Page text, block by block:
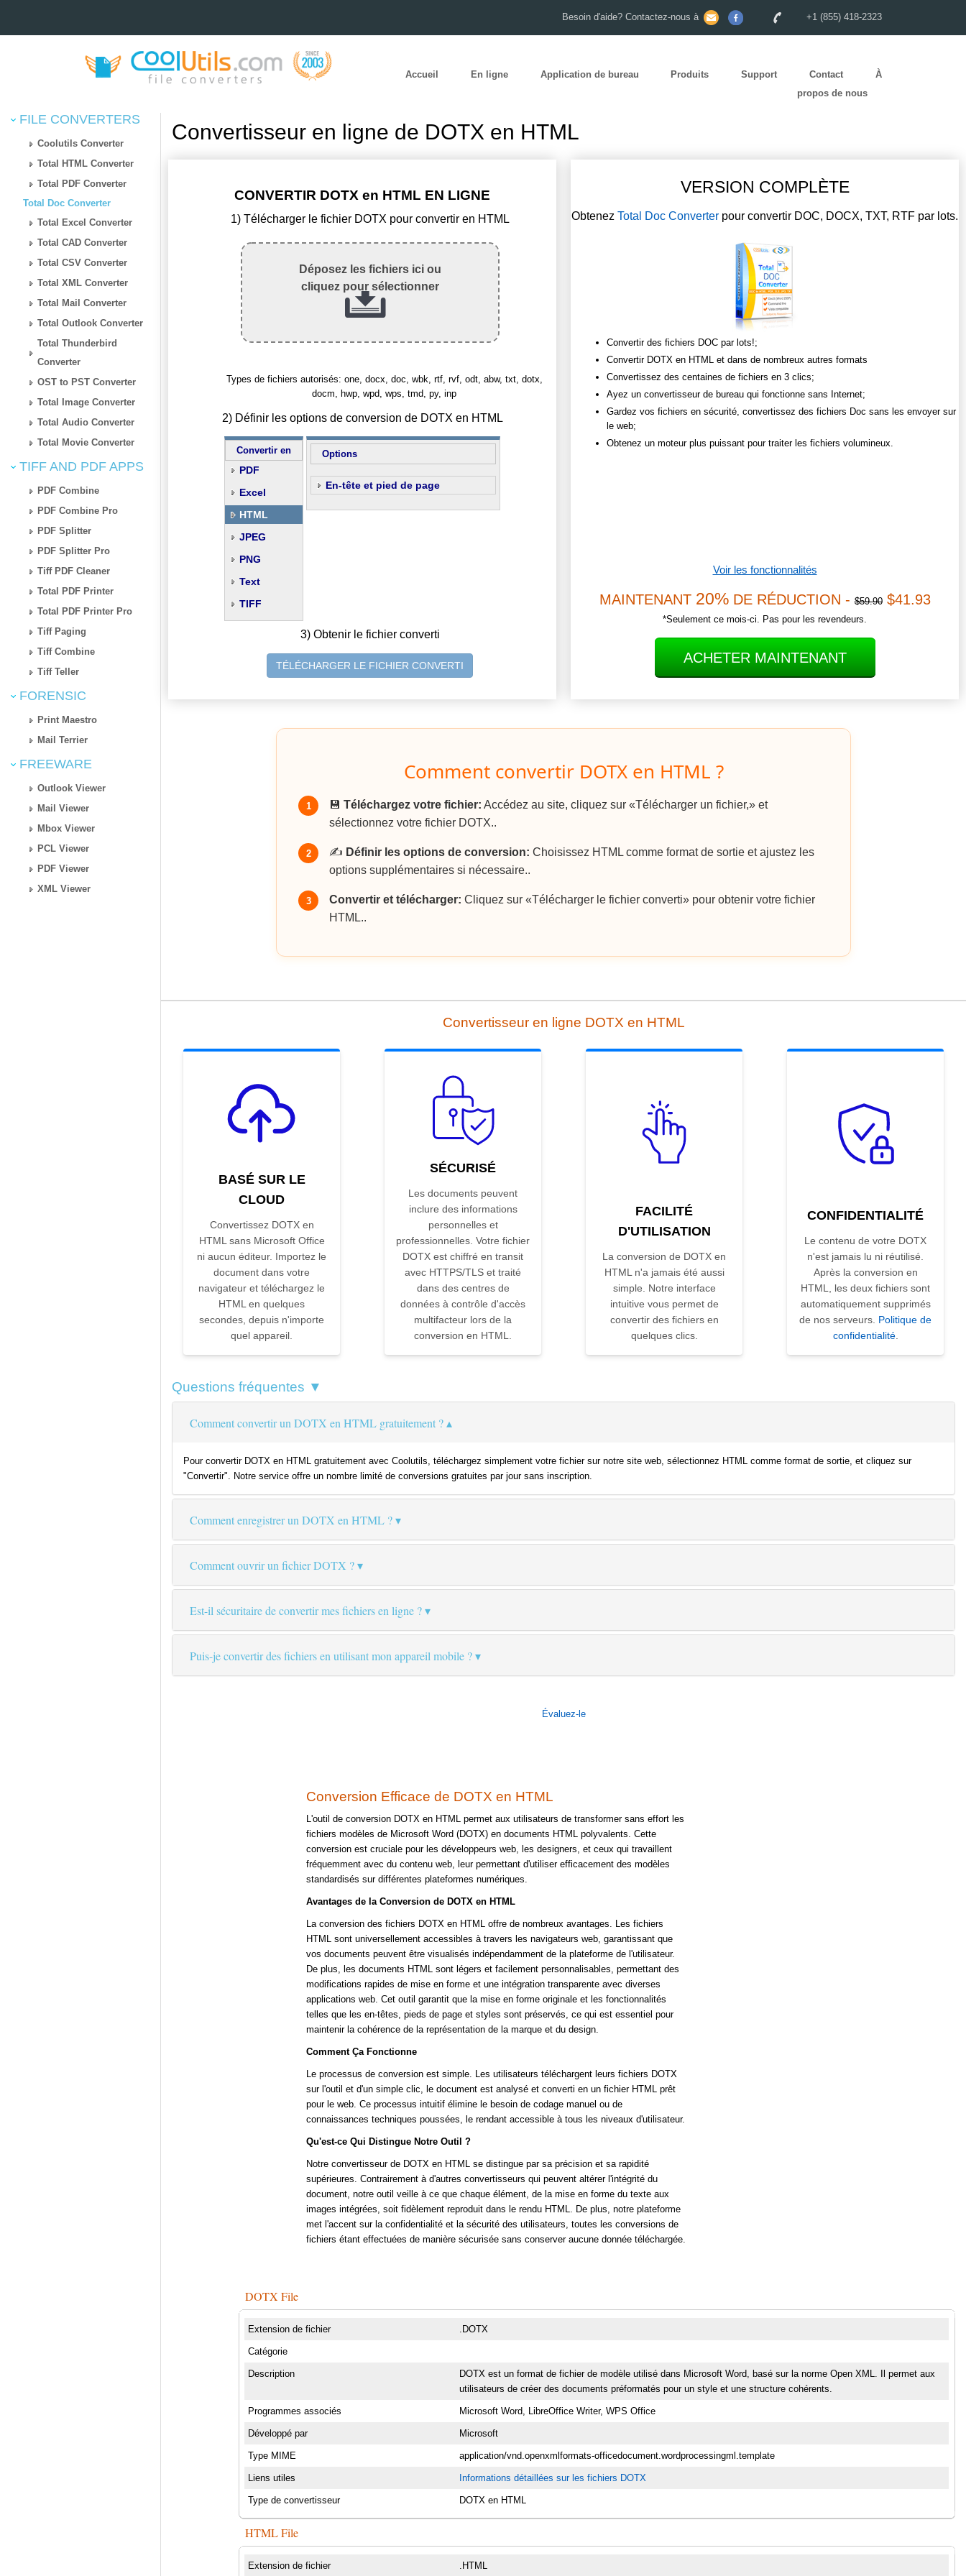
Besoin d'aide? Contactez-nous à +1 (855) 418-2323
Accueil En ligne Application de bureau Produits Support Contact
À
propos de nous
FILE CONVERTERS
Coolutils Converter
Total HTML Converter
Total PDF Converter
Total Doc Converter
Total Excel Converter
Total CAD Converter
Total CSV Converter
Total XML Converter
Total Mail Converter
Total Outlook Converter
Total Thunderbird
Converter
OST to PST Converter
Total Image Converter
Total Audio Converter
Total Movie Converter
TIFF AND PDF APPS
PDF Combine
PDF Combine Pro
PDF Splitter
PDF Splitter Pro
Tiff PDF Cleaner
Total PDF Printer
Total PDF Printer Pro
Tiff Paging
Tiff Combine
Tiff Teller
FORENSIC
Print Maestro
Mail Terrier
FREEWARE
Outlook Viewer
Mail Viewer
Mbox Viewer
PCL Viewer
PDF Viewer
XML Viewer
Convertisseur en ligne de DOTX en HTML
CONVERTIR DOTX en HTML EN LIGNE
1) Télécharger le fichier DOTX pour convertir en HTML
Déposez les fichiers ici ou
cliquez pour sélectionner
Types de fichiers autorisés: one, docx, doc, wbk, rtf, rvf, odt, abw, txt, dotx,
docm, hwp, wpd, wps, tmd, py, inp
2) Définir les options de conversion de DOTX en HTML
Convertir en
PDF
Excel
HTML
JPEG
PNG
Text
TIFF
Options
En-tête et pied de page
3) Obtenir le fichier converti
TÉLÉCHARGER LE FICHIER CONVERTI
VERSION COMPLÈTE
Obtenez Total Doc Converter pour convertir DOC, DOCX, TXT, RTF par lots.
Convertir des fichiers DOC par lots!;
Convertir DOTX en HTML et dans de nombreux autres formats
Convertissez des centaines de fichiers en 3 clics;
Ayez un convertisseur de bureau qui fonctionne sans Internet;
Gardez vos fichiers en sécurité, convertissez des fichiers Doc sans les envoyer sur
le web;
Obtenez un moteur plus puissant pour traiter les fichiers volumineux.
Voir les fonctionnalités
MAINTENANT 20%DE RÉDUCTION -$59.90$41.93
*Seulement ce mois-ci. Pas pour les revendeurs.
ACHETER MAINTENANT
Comment convertir DOTX en HTML ?
1 💾 Téléchargez votre fichier: Accédez au site, cliquez sur «Télécharger un fichier,» et
sélectionnez votre fichier DOTX..
2 ✍️ Définir les options de conversion: Choisissez HTML comme format de sortie et ajustez les
options supplémentaires si nécessaire..
3 Convertir et télécharger: Cliquez sur «Télécharger le fichier converti» pour obtenir votre fichier
HTML..
Convertisseur en ligne DOTX en HTML
BASÉ SUR LE
CLOUD
Convertissez DOTX en
HTML sans Microsoft Office
ni aucun éditeur. Importez le
document dans votre
navigateur et téléchargez le
HTML en quelques
secondes, depuis n'importe
quel appareil.
SÉCURISÉ
Les documents peuvent
inclure des informations
personnelles et
professionnelles. Votre fichier
DOTX est chiffré en transit
avec HTTPS/TLS et traité
dans des centres de
données à contrôle d'accès
multifacteur lors de la
conversion en HTML.
FACILITÉ
D'UTILISATION
La conversion de DOTX en
HTML n'a jamais été aussi
simple. Notre interface
intuitive vous permet de
convertir des fichiers en
quelques clics.
CONFIDENTIALITÉ
Le contenu de votre DOTX
n'est jamais lu ni réutilisé.
Après la conversion en
HTML, les deux fichiers sont
automatiquement supprimés
de nos serveurs. Politique de
confidentialité.
Questions fréquentes ▼
Comment convertir un DOTX en HTML gratuitement ?
Pour convertir DOTX en HTML gratuitement avec Coolutils, téléchargez simplement votre fichier sur notre site web, sélectionnez HTML comme format de sortie, et cliquez sur
"Convertir". Notre service offre un nombre limité de conversions gratuites par jour sans inscription.
Comment enregistrer un DOTX en HTML ?
Comment ouvrir un fichier DOTX ?
Est-il sécuritaire de convertir mes fichiers en ligne ?
Puis-je convertir des fichiers en utilisant mon appareil mobile ?
Évaluez-le
Conversion Efficace de DOTX en HTML
L'outil de conversion DOTX en HTML permet aux utilisateurs de transformer sans effort les
fichiers modèles de Microsoft Word (DOTX) en documents HTML polyvalents. Cette
conversion est cruciale pour les développeurs web, les designers, et ceux qui travaillent
fréquemment avec du contenu web, leur permettant d'utiliser efficacement des modèles
standardisés sur différentes plateformes numériques.
Avantages de la Conversion de DOTX en HTML
La conversion des fichiers DOTX en HTML offre de nombreux avantages. Les fichiers
HTML sont universellement accessibles à travers les navigateurs web, garantissant que
vos documents peuvent être visualisés indépendamment de la plateforme de l'utilisateur.
De plus, les documents HTML sont légers et facilement personnalisables, permettant des
modifications rapides de mise en forme et une intégration transparente avec diverses
applications web. Cet outil garantit que la mise en forme originale et les fonctionnalités
telles que les en-têtes, pieds de page et styles sont préservés, ce qui est essentiel pour
maintenir la cohérence de la représentation de la marque et du design.
Comment Ça Fonctionne
Le processus de conversion est simple. Les utilisateurs téléchargent leurs fichiers DOTX
sur l'outil et d'un simple clic, le document est analysé et converti en un fichier HTML prêt
pour le web. Ce processus intuitif élimine le besoin de codage manuel ou de
connaissances techniques poussées, le rendant accessible à tous les niveaux d'utilisateur.
Qu'est-ce Qui Distingue Notre Outil ?
Notre convertisseur de DOTX en HTML se distingue par sa précision et sa rapidité
supérieures. Contrairement à d'autres convertisseurs qui peuvent altérer l'intégrité du
document, notre outil veille à ce que chaque élément, de la mise en forme du texte aux
images intégrées, soit fidèlement reproduit dans le rendu HTML. De plus, notre plateforme
met l'accent sur la confidentialité et la sécurité des utilisateurs, toutes les conversions de
fichiers étant effectuées de manière sécurisée sans conserver aucune donnée téléchargée.
DOTX File
Extension de fichier .DOTX
Catégorie
Description
DOTX est un format de fichier de modèle utilisé dans Microsoft Word, basé sur la norme Open XML. Il permet aux
utilisateurs de créer des documents préformatés pour un style et une structure cohérents.
Programmes associés Microsoft Word, LibreOffice Writer, WPS Office
Développé par Microsoft
Type MIME application/vnd.openxmlformats-officedocument.wordprocessingml.template
Liens utiles Informations détaillées sur les fichiers DOTX
Type de convertisseur DOTX en HTML
HTML File
Extension de fichier .HTML